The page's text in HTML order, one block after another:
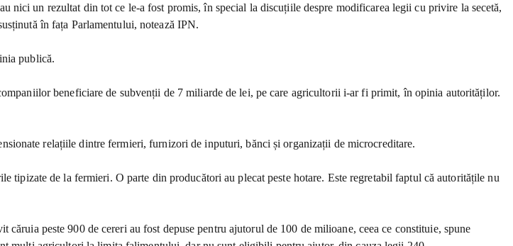
nici un rezultat din tot ce le-a fost promis, în special la discuțiile despre modificarea legii cu privire la secetă,
în fața Parlamentului, notează IPN.
publică.
beneficiare de subvenții de 7 miliarde de lei, pe care agricultorii i-ar fi primit, în opinia autorităților.
relațiile dintre fermieri, furnizori de inputuri, bănci și organizații de microcreditare.
de la fermieri. O parte din producători au plecat peste hotare. Este regretabil faptul că autoritățile nu
peste 900 de cereri au fost depuse pentru ajutorul de 100 de milioane, ceea ce constituie, spune